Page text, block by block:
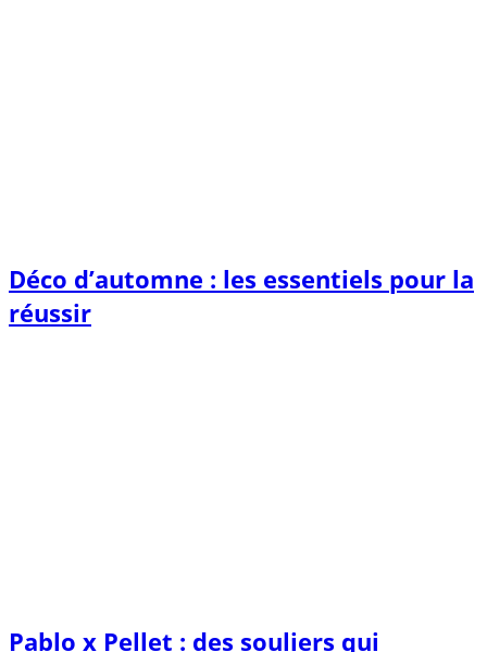
Déco d’automne : les essentiels pour la
réussir
Pablo x Pellet : des souliers qui